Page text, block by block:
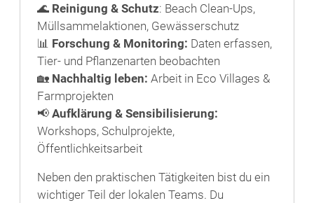
🌊 Reinigung & Schutz: Beach Clean-Ups,
Müllsammelaktionen, Gewässerschutz
📊 Forschung & Monitoring: Daten erfassen,
Tier- und Pflanzenarten beobachten
🏡 Nachhaltig leben: Arbeit in Eco Villages &
Farmprojekten
📢 Aufklärung & Sensibilisierung:
Workshops, Schulprojekte,
Öffentlichkeitsarbeit
Neben den praktischen Tätigkeiten bist du ein
wichtiger Teil der lokalen Teams. Du